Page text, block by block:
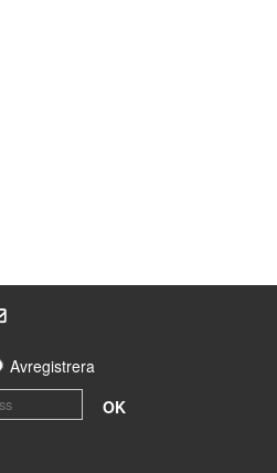
Avregistrera
OK